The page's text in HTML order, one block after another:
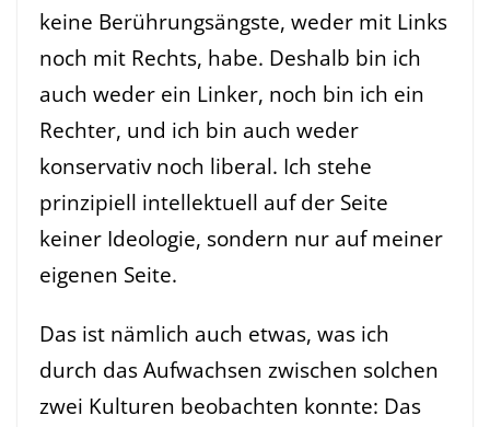
keine Berührungsängste, weder mit Links
noch mit Rechts, habe. Deshalb bin ich
auch weder ein Linker, noch bin ich ein
Rechter, und ich bin auch weder
konservativ noch liberal. Ich stehe
prinzipiell intellektuell auf der Seite
keiner Ideologie, sondern nur auf meiner
eigenen Seite.
Das ist nämlich auch etwas, was ich
durch das Aufwachsen zwischen solchen
zwei Kulturen beobachten konnte: Das